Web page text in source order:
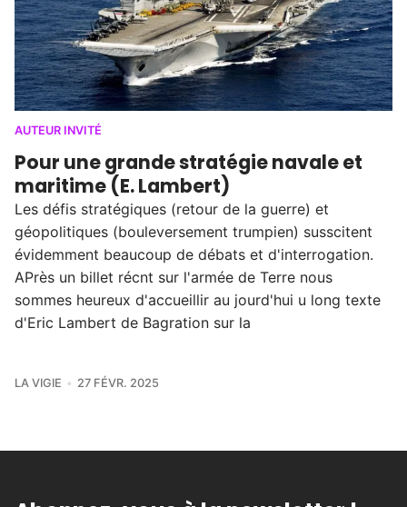
AUTEUR INVITÉ
Pour une grande stratégie navale et
maritime (E. Lambert)
Les défis stratégiques (retour de la guerre) et
géopolitiques (bouleversement trumpien) susscitent
évidemment beaucoup de débats et d'interrogation.
APrès un billet récnt sur l'armée de Terre nous
sommes heureux d'accueillir au jourd'hui u long texte
d'Eric Lambert de Bagration sur la
LA VIGIE 27 FÉVR. 2025